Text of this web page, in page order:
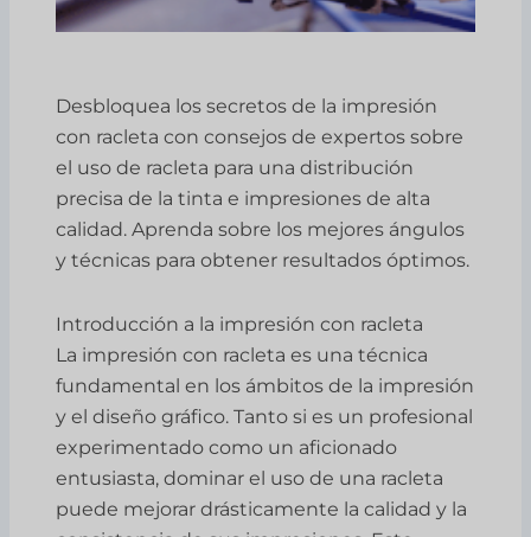
Desbloquea los secretos de la impresión
con racleta con consejos de expertos sobre
el uso de racleta para una distribución
precisa de la tinta e impresiones de alta
calidad. Aprenda sobre los mejores ángulos
y técnicas para obtener resultados óptimos.
Introducción a la impresión con racleta
La impresión con racleta es una técnica
fundamental en los ámbitos de la impresión
y el diseño gráfico. Tanto si es un profesional
experimentado como un aficionado
entusiasta, dominar el uso de una racleta
puede mejorar drásticamente la calidad y la